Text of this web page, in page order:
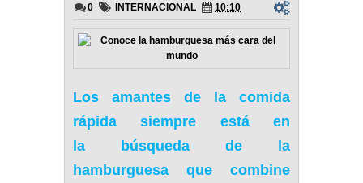
0 INTERNACIONAL 10:10
Los
amantes de la comida
rápida
siempre está en
la
búsqueda de la
hamburguesa que combine